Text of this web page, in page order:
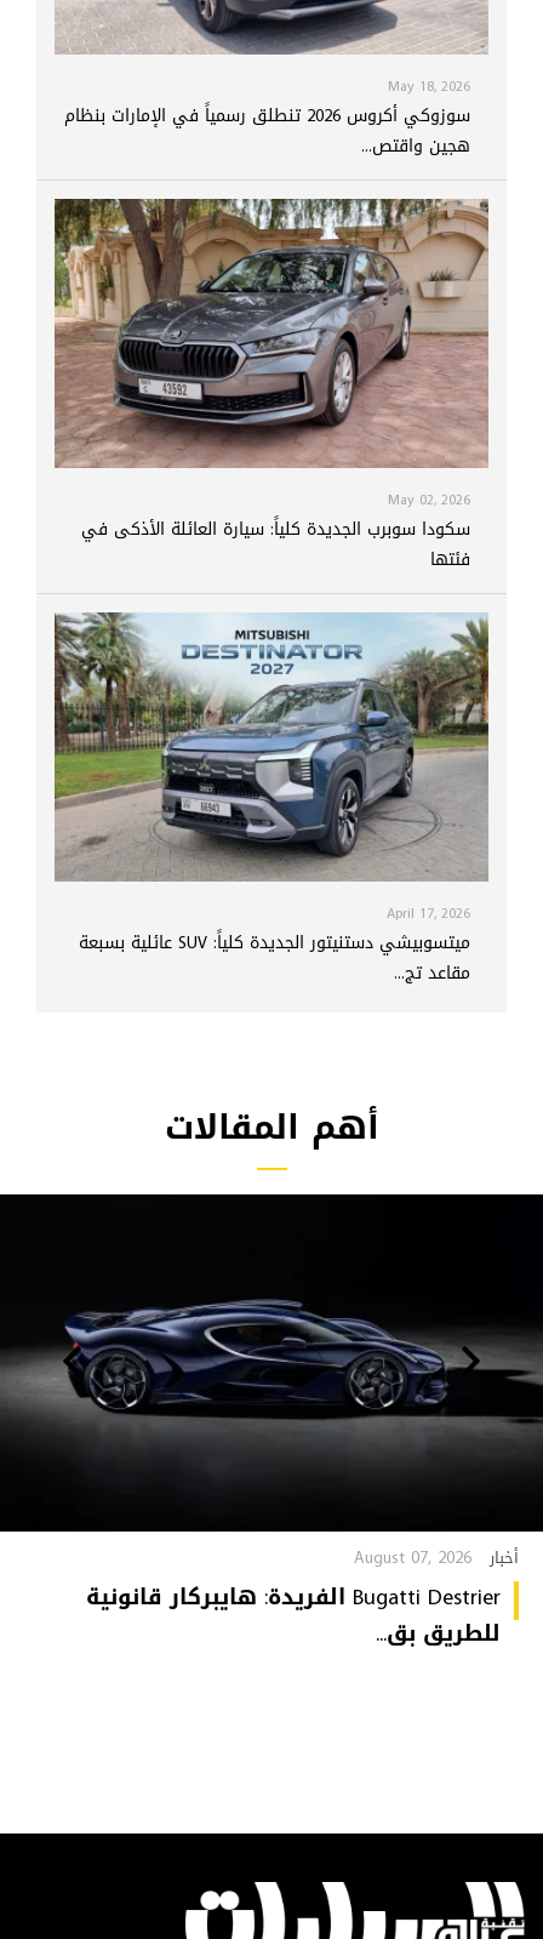
May 18, 2026
سوزوكي أكروس 2026 تنطلق رسمياً في الإمارات بنظام
هجين واقتص...
May 02, 2026
سكودا سوبرب الجديدة كلياً: سيارة العائلة الأذكى في
فئتها
April 17, 2026
ميتسوبيشي دستنيتور الجديدة كلياً: SUV عائلية بسبعة
مقاعد تج...
أهم المقالات
أخبار August 07, 2026
Bugatti Destrier الفريدة: هايبركار قانونية
للطريق بق...